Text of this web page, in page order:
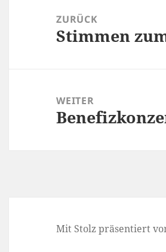
ZURÜCK
Vorheriger
Stimmen
WEITER
Nächster
Mit Stolz präsentiert